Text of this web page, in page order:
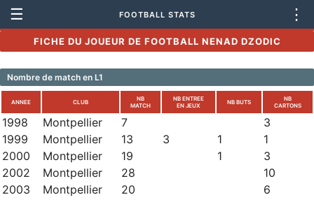
☰ FOOTBALL STATS ⋮
FICHE DU JOUEUR DE FOOTBALL NENAD DZODIC
Nombre de match en L1
ANNEE CLUB
NB
MATCH
NB ENTREE
EN JEUX
NB BUTS
NB
CARTONS
1998 Montpellier 7
3
1999
Montpellier 13 3 1
1
2000
Montpellier 19 1
3
2002
Montpellier 28
10
2003
Montpellier 20
6